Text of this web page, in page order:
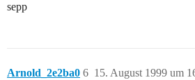
sepp
Arnold_2e2ba0 15. August 1999 um
6